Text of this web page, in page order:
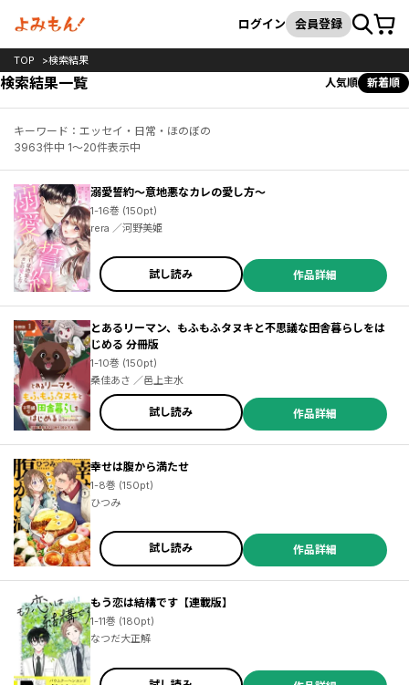
検索
ログイン 会員登録カート
TOP 検索結果
検索結果一覧 人気順 新着順
キーワード：エッセイ・日常・ほのぼの
3963件中 1～20件表示中
溺愛誓約～意地悪なカレの愛し方～
1-16巻 (150pt)
rera ／河野美姫
試し読み 作品詳細
とあるリーマン、もふもふタヌキと不思議な田舎暮らしをは
じめる 分冊版
1-10巻 (150pt)
桑佳あさ ／邑上主水
試し読み 作品詳細
幸せは腹から満たせ
1-8巻 (150pt)
ひつみ
試し読み 作品詳細
もう恋は結構です【連載版】
1-11巻 (180pt)
なつだ大正解